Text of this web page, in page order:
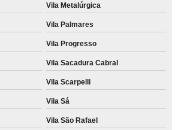
Vila Metalúrgica
Vila Palmares
Vila Progresso
Vila Sacadura Cabral
Vila Scarpelli
Vila Sá
Vila São Rafael